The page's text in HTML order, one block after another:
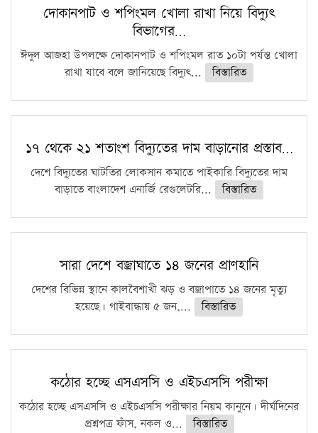
কঠোর হচ্ছে এসএসসি ও এইচএসসি পরীক্ষা
ফরিদগঞ্জে আগুনে পুড়লো ৬ ব্যবসা প্রতিষ্ঠান
দোকানপাট ও শপিংমল খোলা রাখা নিয়ে বিদ্যুৎ
বিভাগের…
ঈদুল আজহা উপলক্ষে দোকানপাট ও শপিংমল রাত ১০টা পর্যন্ত খোলা
রাখা যাবে বলে জানিয়েছে বিদ্যুৎ...
বিস্তারিত
১৭ থেকে ২১ শতাংশ বিদ্যুতের দাম বাড়ানোর প্রস্তাব…
দেশে বিদ্যুতের ঘাটতির লোকসান কমাতে পাইকারি বিদ্যুতের দাম
বাড়াতে বাংলাদেশ এনার্জি রেগুলেটরি...
বিস্তারিত
সারা দেশে বজ্রাঘাতে ১৪ জনের প্রাণহানি
দেশের বিভিন্ন স্থানে কালবৈশাখী ঝড় ও বজ্রাপাতে ১৪ জনের মৃত্যু
হয়েছে। গাইবান্ধায় ৫ জন,...
বিস্তারিত
কঠোর হচ্ছে এসএসসি ও এইচএসসি পরীক্ষা
কঠোর হচ্ছে এসএসসি ও এইচএসসি পরীক্ষার নিয়ম কানুনে। দীর্ঘদিনের
প্রশ্নপত্র ফাঁস, নকল ও...
বিস্তারিত